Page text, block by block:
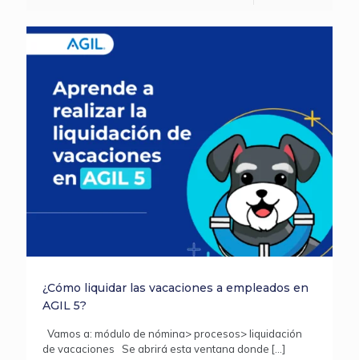
¿Cómo liquidar las vacaciones a empleados en
AGIL 5?
Vamos a: módulo de nómina> procesos> liquidación
de vacaciones Se abrirá esta ventana donde […]